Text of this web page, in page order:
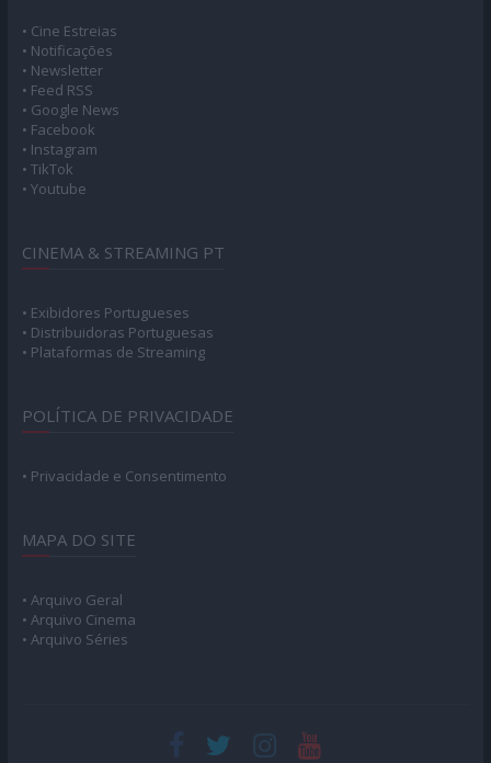
• Cine Estreias
• Notificações
• Newsletter
• Feed RSS
• Google News
• Facebook
• Instagram
• TikTok
• Youtube
CINEMA & STREAMING PT
• Exibidores Portugueses
• Distribuidoras Portuguesas
• Plataformas de Streaming
POLÍTICA DE PRIVACIDADE
• Privacidade e Consentimento
MAPA DO SITE
• Arquivo Geral
• Arquivo Cinema
• Arquivo Séries